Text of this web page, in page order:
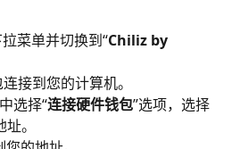
拉菜单并切换到“Chiliz by
接到您的计算机。
选择“连接硬件钱包”选项，选择
。